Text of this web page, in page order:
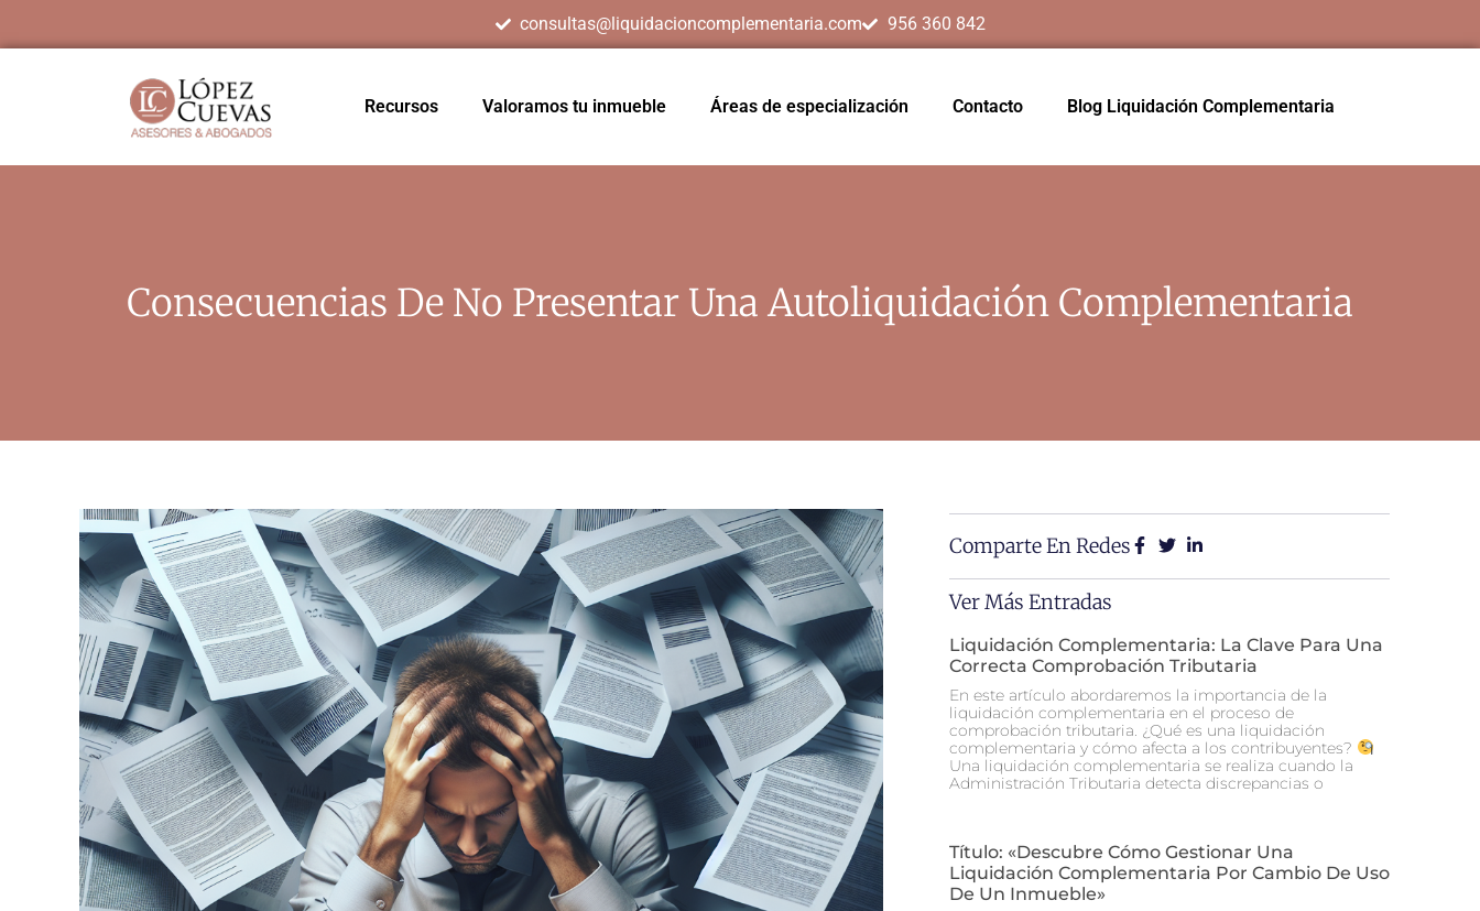
consultas@liquidacioncomplementaria.com 956 360 842
Recursos Valoramos tu inmueble Áreas de especialización Contacto Blog Liquidación Complementaria
Consecuencias De No Presentar Una Autoliquidación Complementaria
Comparte En Redes
Ver Más Entradas
Liquidación Complementaria: La Clave Para Una
Correcta Comprobación Tributaria
En este artículo abordaremos la importancia de la
liquidación complementaria en el proceso de
comprobación tributaria. ¿Qué es una liquidación
complementaria y cómo afecta a los contribuyentes?
Una liquidación complementaria se realiza cuando la
Administración Tributaria detecta discrepancias o
Título: «Descubre Cómo Gestionar Una
Liquidación Complementaria Por Cambio De Uso
De Un Inmueble»